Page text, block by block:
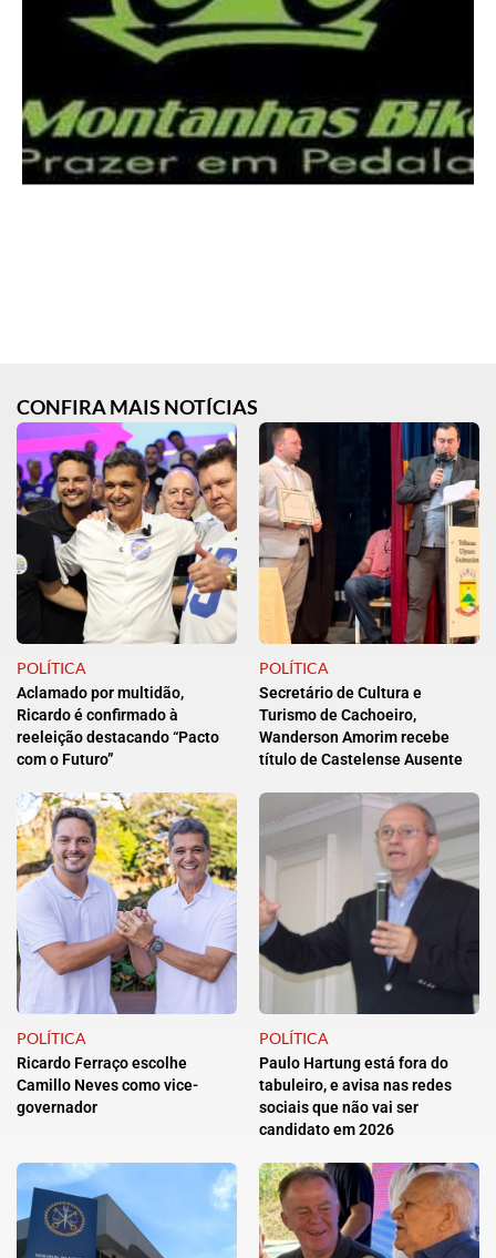
CONFIRA MAIS NOTÍCIAS
POLÍTICA
Aclamado por multidão,
Ricardo é confirmado à
reeleição destacando “Pacto
com o Futuro”
POLÍTICA
Secretário de Cultura e
Turismo de Cachoeiro,
Wanderson Amorim recebe
título de Castelense Ausente
POLÍTICA
Ricardo Ferraço escolhe
Camillo Neves como vice-
governador
POLÍTICA
Paulo Hartung está fora do
tabuleiro, e avisa nas redes
sociais que não vai ser
candidato em 2026